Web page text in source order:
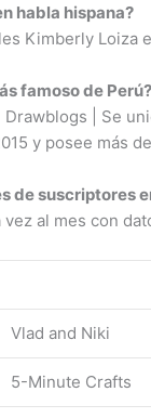
habla hispana?
Kimberly Loiza
famoso de Perú?
Drawblogs | Se
y posee más
de suscriptores
al mes con
Vlad and Niki
5-Minute Crafts